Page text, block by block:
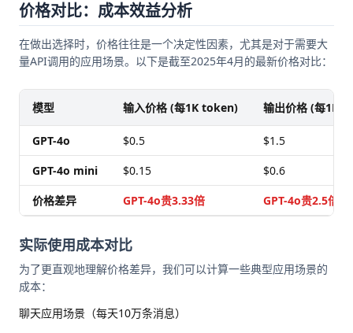
价格对比：成本效益分析
在做出选择时，价格往往是一个决定性因素，尤其是对于需要大
量API调用的应用场景。以下是截至2025年4月的最新价格对比：
模型 输入价格 (每1K token) 输出价格 (每1K
GPT-4o $0.5
$1.5
GPT-4o mini
$0.15
$0.6
价格差异
GPT-4o贵3.33倍 GPT-4o贵2.5倍
实际使用成本对比
为了更直观地理解价格差异，我们可以计算一些典型应用场景的
成本：
聊天应用场景（每天10万条消息）